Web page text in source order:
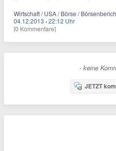
Wirtschaft / USA / Börse /
04.12.2013 ·22:12 Uhr
[0 Kommentare]
- keine
JETZT